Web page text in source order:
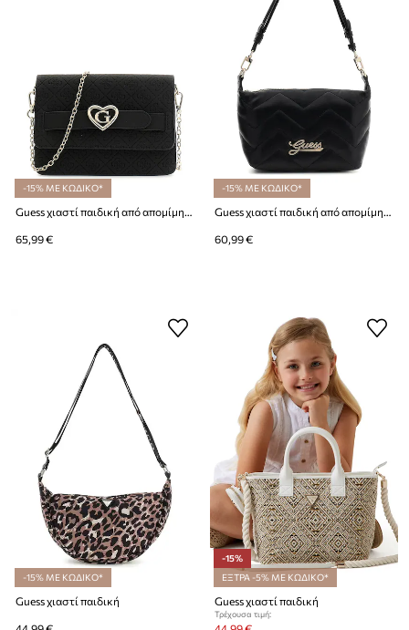
-15% ΜΕ ΚΩΔΙΚΟ*
65,99 €
-15% ΜΕ ΚΩΔΙΚΟ*
60,99 €
-15% ΜΕ ΚΩΔΙΚΟ*
Guess χιαστί παιδική
-15%
ΕΞΤΡΑ -5% ΜΕ ΚΩΔΙΚΟ*
Guess χιαστί παιδική
Τρέχουσα τιμή: